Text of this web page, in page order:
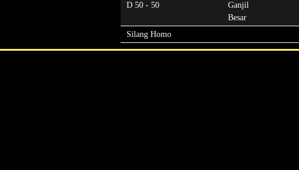
D 50 - 50
Ganjil
Besar
Silang Homo